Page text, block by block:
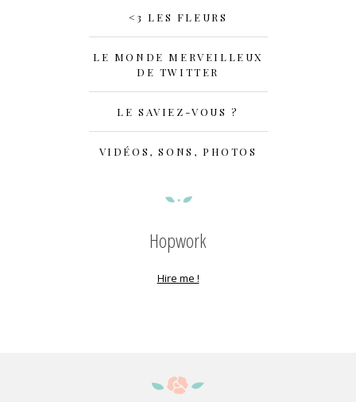
<3 LES FLEURS
LE MONDE MERVEILLEUX
DE TWITTER
LE SAVIEZ-VOUS ?
VIDÉOS, SONS, PHOTOS
Hopwork
Hire me !